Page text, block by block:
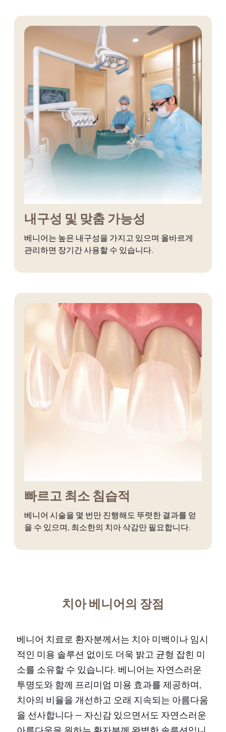
내구성 및 맞춤 가능성
베니어는 높은 내구성을 가지고 있으며 올바르게
관리하면 장기간 사용할 수 있습니다.
빠르고 최소 침습적
베니어 시술을 몇 번만 진행해도 뚜렷한 결과를 얻
을 수 있으며, 최소한의 치아 삭감만 필요합니다.
치아 베니어의 장점
베니어 치료로 환자분께서는 치아 미백이나 임시
적인 미용 솔루션 없이도 더욱 밝고 균형 잡힌 미
소를 소유할 수 있습니다. 베니어는 자연스러운
투명도와 함께 프리미엄 미용 효과를 제공하며,
치아의 비율을 개선하고 오래 지속되는 아름다움
을 선사합니다 — 자신감 있으면서도 자연스러운